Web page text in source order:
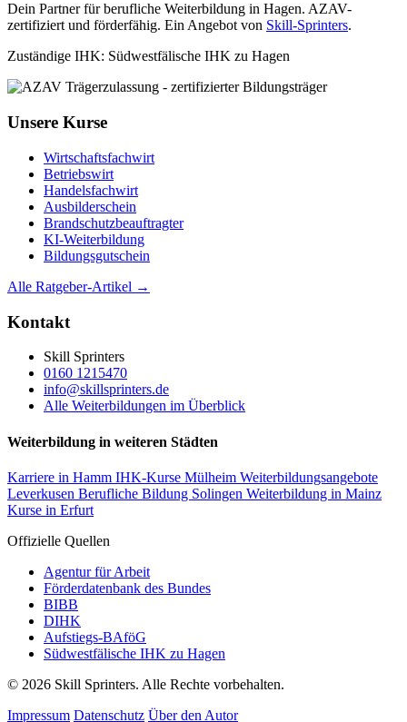
Dein Partner für berufliche Weiterbildung in Hagen. AZAV-
zertifiziert und förderfähig. Ein Angebot von Skill-Sprinters.
Zuständige IHK: Südwestfälische IHK zu Hagen
Unsere Kurse
Wirtschaftsfachwirt
Betriebswirt
Handelsfachwirt
Ausbilderschein
Brandschutzbeauftragter
KI-Weiterbildung
Bildungsgutschein
Alle Ratgeber-Artikel →
Kontakt
Skill Sprinters
0160 1215470
info@skillsprinters.de
Alle Weiterbildungen im Überblick
Weiterbildung in weiteren Städten
Karriere in Hamm IHK-Kurse Mülheim Weiterbildungsangebote
Leverkusen Berufliche Bildung Solingen Weiterbildung in Mainz
Kurse in Erfurt
Offizielle Quellen
Agentur für Arbeit
Förderdatenbank des Bundes
BIBB
DIHK
Aufstiegs-BAföG
Südwestfälische IHK zu Hagen
© 2026 Skill Sprinters. Alle Rechte vorbehalten.
Impressum Datenschutz Über den Autor